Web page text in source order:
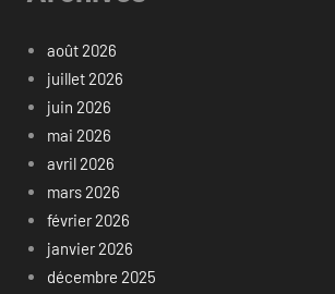
août 2026
juillet 2026
juin 2026
mai 2026
avril 2026
mars 2026
février 2026
janvier 2026
décembre 2025